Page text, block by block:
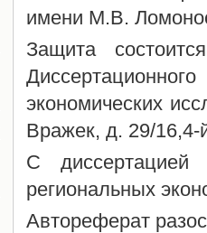
имени М.В.
Защита
экономических
Вражек, д. 29/16,4-
С диссертацией
региональных
Автореферат